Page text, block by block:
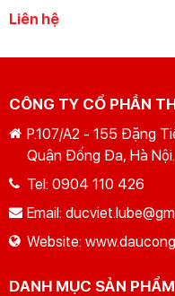
GỬI YÊU
Liên hệ
CÔNG TY CỔ PHẦN
P.107/A2 - 155 Đặng
Quận Đống Đa, Hà Nội.
Tel: 0904 110 426
Email:
Website:
DANH MỤC SẢN PHẨM